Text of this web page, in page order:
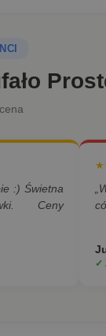
:) Świetna
Ceny
✓